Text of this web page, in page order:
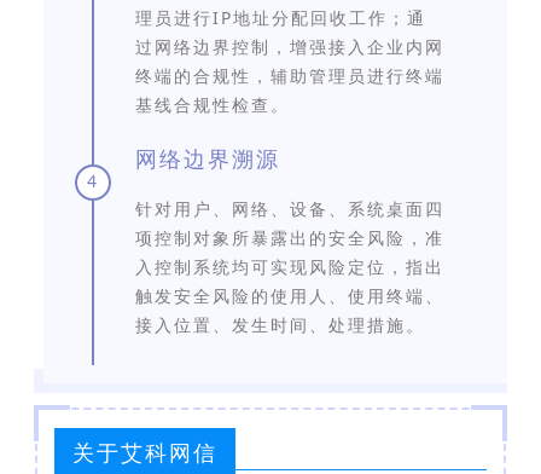
理员进行IP地址分配回收工作；通
过网络边界控制，增强接入企业内网
终端的合规性，辅助管理员进行终端
基线合规性检查。
4
网络边界溯源
针对用户、网络、设备、系统桌面四
项控制对象所暴露出的安全风险，准
入控制系统均可实现风险定位，指出
触发安全风险的使用人、使用终端、
接入位置、发生时间、处理措施。
关于艾科网信